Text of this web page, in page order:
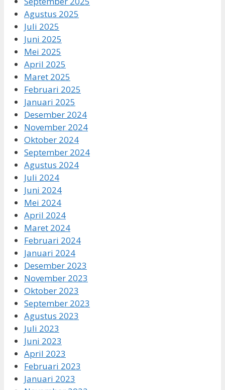
Agustus 2025
Juli 2025
Juni 2025
Mei 2025
April 2025
Maret 2025
Februari 2025
Januari 2025
Desember 2024
November 2024
Oktober 2024
September 2024
Agustus 2024
Juli 2024
Juni 2024
Mei 2024
April 2024
Maret 2024
Februari 2024
Januari 2024
Desember 2023
November 2023
Oktober 2023
September 2023
Agustus 2023
Juli 2023
Juni 2023
April 2023
Februari 2023
Januari 2023